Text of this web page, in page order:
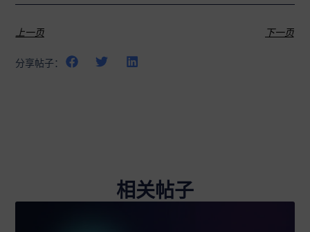
上一页 下一页
分享帖子：
相关帖子